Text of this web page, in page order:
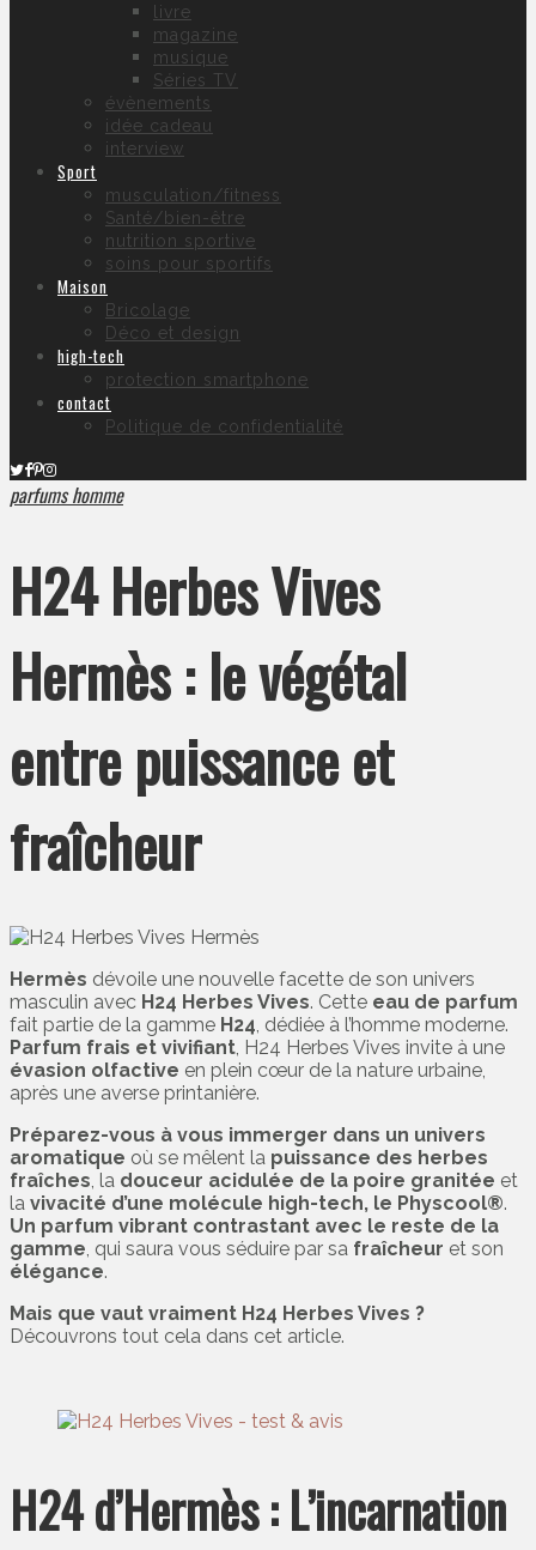
livre
magazine
musique
Séries TV
évènements
idée cadeau
interview
Sport
musculation/fitness
Santé/bien-être
nutrition sportive
soins pour sportifs
Maison
Bricolage
Déco et design
high-tech
protection smartphone
contact
Politique de confidentialité
parfums homme
H24 Herbes Vives
Hermès : le végétal
entre puissance et
fraîcheur
Hermès dévoile une nouvelle facette de son univers
masculin avec H24 Herbes Vives. Cette eau de parfum
fait partie de la gamme H24, dédiée à l’homme moderne.
Parfum frais et vivifiant, H24 Herbes Vives invite à une
évasion olfactive en plein cœur de la nature urbaine,
après une averse printanière.
Préparez-vous à vous immerger dans un univers
aromatique où se mêlent la puissance des herbes
fraîches, la douceur acidulée de la poire granitée et
la vivacité d’une molécule high-tech, le Physcool®.
Un parfum vibrant contrastant avec le reste de la
gamme, qui saura vous séduire par sa fraîcheur et son
élégance.
Mais que vaut vraiment H24 Herbes Vives ?
Découvrons tout cela dans cet article.
H24 d’Hermès : L’incarnation